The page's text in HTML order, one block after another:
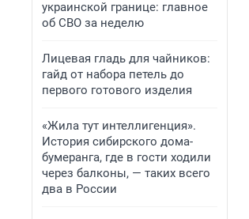
украинской границе: главное
об СВО за неделю
Лицевая гладь для чайников:
гайд от набора петель до
первого готового изделия
«Жила тут интеллигенция».
История сибирского дома-
бумеранга, где в гости ходили
через балконы, — таких всего
два в России